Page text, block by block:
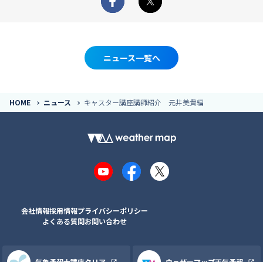
Facebook
X
ニュース一覧へ
HOME ニュース キャスター講座講師紹介 元井美貴編
YouTubeFacebook
X
会社情報採用情報プライバシーポリシー
よくある質問お問い合わせ